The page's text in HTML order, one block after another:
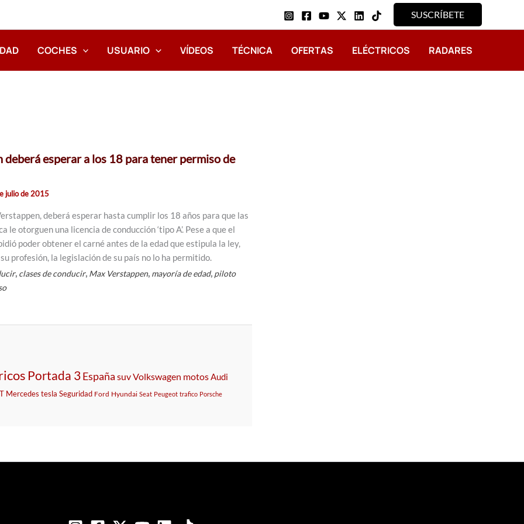
SUSCRÍBETE
COCHES USUARIO VÍDEOS TÉCNICA OFERTAS ELÉCTRICOS RADARES
deberá esperar a los 18 para tener permiso de
julio de 2015
deberá esperar hasta cumplir los 18 años para que las
le otorguen una licencia de conducción ‘tipo A’. Pese a que el
poder obtener el carné antes de la edad que estipula la ley,
profesión, la legislación de su país no lo ha permitido.
, clases de conducir, Max Verstappen, mayoría de edad, piloto
Portada 3España suvVolkswagen motos Audi
Mercedes tesla Seguridad Ford Hyundai Seat Peugeot trafico Porsche